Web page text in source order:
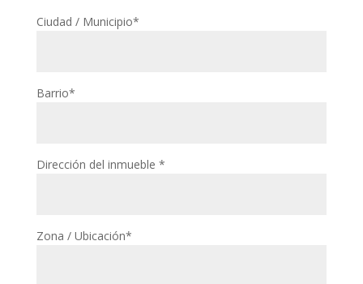
Ciudad / Municipio*
Barrio*
Dirección del inmueble *
Zona / Ubicación*